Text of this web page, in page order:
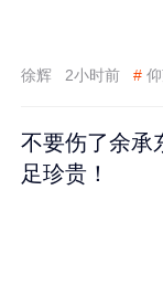
徐辉 2小时前 #
不要伤了余承
足珍贵！